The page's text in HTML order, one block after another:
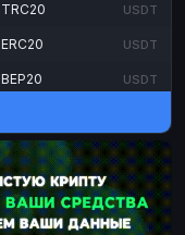
USDT
USDT
USDT
TON
DOGE
TRON